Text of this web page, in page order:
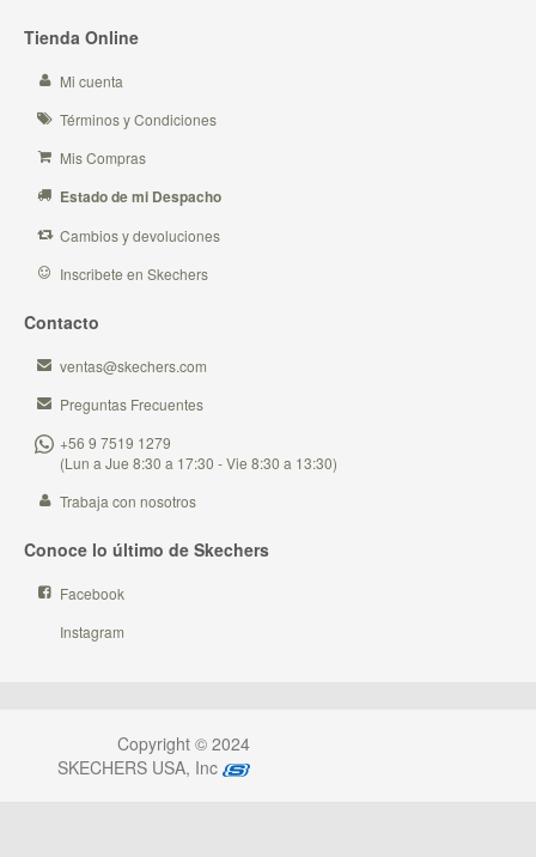
Tienda Online
Mi cuenta
Términos y Condiciones
Mis Compras
Estado de mi Despacho
Cambios y devoluciones
Inscribete en Skechers
Contacto
ventas@skechers.com
Preguntas Frecuentes
+56 9 7519 1279
(Lun a Jue 8:30 a 17:30 - Vie 8:30 a 13:30)
Trabaja con nosotros
Conoce lo último de Skechers
Facebook
Instagram
Copyright © 2024
SKECHERS USA, Inc